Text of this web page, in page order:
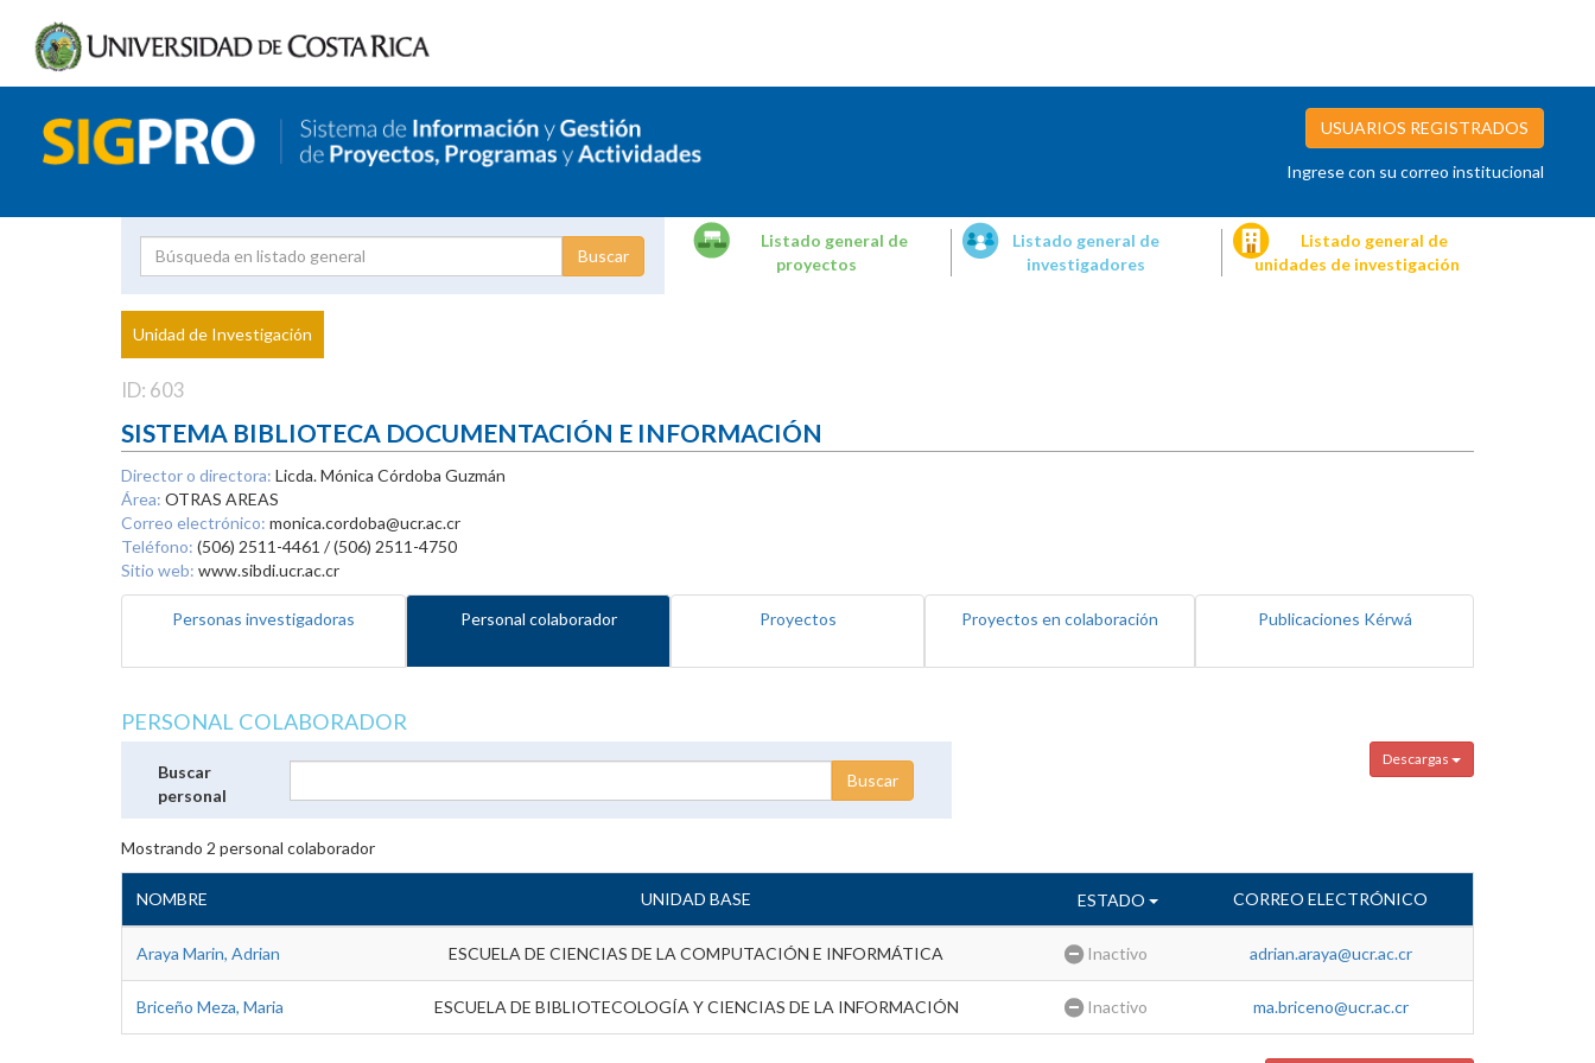
USUARIOS REGISTRADOS
Ingrese con su correo institucional
Proyecto
Investigador
Listado general de
proyectos
Listado general de
investigadores
Listado general de
unidades de investigación
Unidad de Investigación
ID: 603
SISTEMA BIBLIOTECA DOCUMENTACIÓN E INFORMACIÓN
Director o directora: Licda. Mónica Córdoba Guzmán
Área: OTRAS AREAS
Correo electrónico: monica.cordoba@ucr.ac.cr
Teléfono: (506) 2511-4461 / (506) 2511-4750
Sitio web: www.sibdi.ucr.ac.cr
Personas investigadoras Personal colaborador Proyectos Proyectos en colaboración Publicaciones Kérwá
PERSONAL COLABORADOR
Descargas
Buscar
personal
Mostrando 2 personal colaborador
NOMBRE UNIDAD BASE ESTADO CORREO ELECTRÓNICO
Araya Marin, Adrian ESCUELA DE CIENCIAS DE LA COMPUTACIÓN E INFORMÁTICA Inactivo adrian.araya@ucr.ac.cr
Briceño Meza, Maria ESCUELA DE BIBLIOTECOLOGÍA Y CIENCIAS DE LA INFORMACIÓN Inactivo ma.briceno@ucr.ac.cr